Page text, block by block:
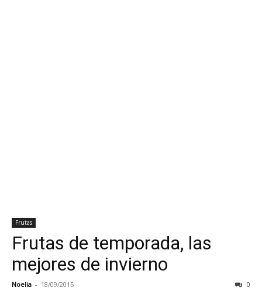
Frutas
Frutas de temporada, las
mejores de invierno
Noelia - 18/09/2015 0